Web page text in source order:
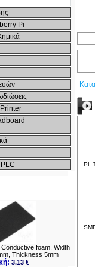
Pi
Conductive foam, Width
Thickness 5mm
3.13 €